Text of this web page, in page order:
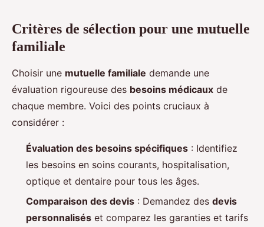
Critères de sélection pour une mutuelle
familiale
Choisir une mutuelle familiale demande une
évaluation rigoureuse des besoins médicaux de
chaque membre. Voici des points cruciaux à
considérer :
Évaluation des besoins spécifiques : Identifiez
les besoins en soins courants, hospitalisation,
optique et dentaire pour tous les âges.
Comparaison des devis : Demandez des devis
personnalisés et comparez les garanties et tarifs